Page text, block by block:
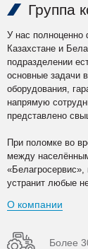
Группа
У нас полноценно
Казахстане и
подразделении
основные задачи
оборудования,
напрямую
представлено
При поломке во
между
устранит любые
О компании
Более